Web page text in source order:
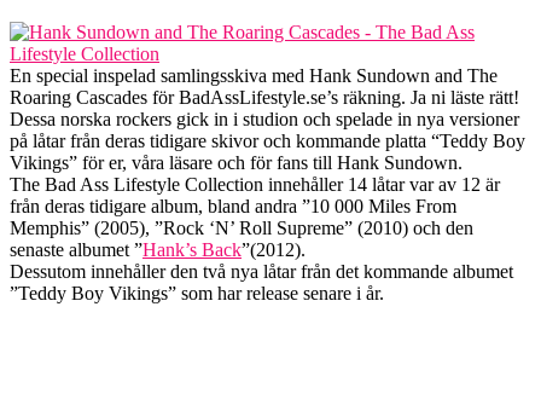
En special inspelad samlingsskiva med Hank Sundown and The
Roaring Cascades för BadAssLifestyle.se’s räkning. Ja ni läste rätt!
Dessa norska rockers gick in i studion och spelade in nya versioner
på låtar från deras tidigare skivor och kommande platta “Teddy Boy
Vikings” för er, våra läsare och för fans till Hank Sundown.
The Bad Ass Lifestyle Collection innehåller 14 låtar var av 12 är
från deras tidigare album, bland andra ”10 000 Miles From
Memphis” (2005), ”Rock ‘N’ Roll Supreme” (2010) och den
senaste albumet ”Hank’s Back”(2012).
Dessutom innehåller den två nya låtar från det kommande albumet
”Teddy Boy Vikings” som har release senare i år.